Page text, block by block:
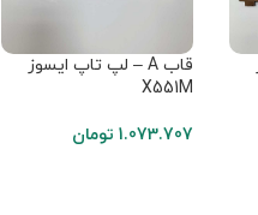
قاب A – لپ تاپ ایسوز
X551M
1.073.707 تومان